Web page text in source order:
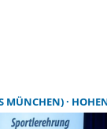
MÜNCHEN) HOHENBRUNN